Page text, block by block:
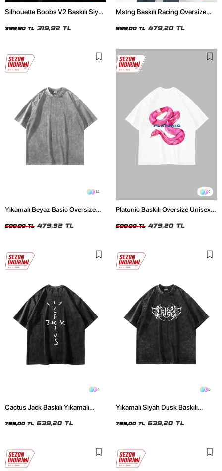
Silhouette Boobs V2 Baskılı Siyah
399,90 TL 319,92 TL
Mstng Baskılı Racing Oversize
599,00 TL 479,20 TL
14
Yıkamalı Beyaz Basic Oversize
599,90 TL 479,92 TL
2
Platonic Baskılı Oversize Unisex
599,00 TL 479,20 TL
4
Cactus Jack Baskılı Yıkamalı
799,00 TL 639,20 TL
5
Yıkamalı Siyah Dusk Baskılı
799,00 TL 639,20 TL